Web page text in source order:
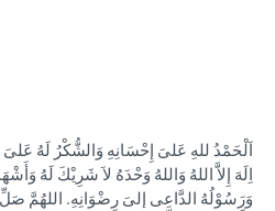
اَلْحَمْدُ للهِ عَلىَ إِحْسَانِهِ وَالشُّكْرُ لَهُ عَلىَ
اِلَهَ إِلاَّ اللهُ وَاللهُ وَحْدَهُ لاَ شَرِيْكَ لَهُ
وَرَسُوْلُهُ الدَّاعِى إلىَ رِضْوَانِهِ. اللهُمَّ